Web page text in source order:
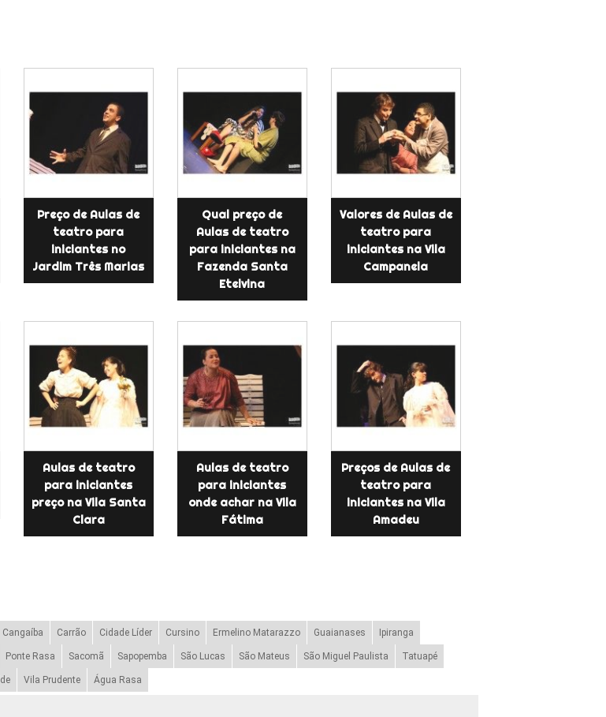
Preço de Aulas de
teatro para
iniciantes no
Jardim Três Marias
Qual preço de
Aulas de teatro
para iniciantes na
Fazenda Santa
Etelvina
Valores de Aulas de
teatro para
iniciantes na Vila
Campanela
Aulas de teatro
para iniciantes
preço na Vila Santa
Clara
Aulas de teatro
para iniciantes
onde achar na Vila
Fátima
Preços de Aulas de
teatro para
iniciantes na Vila
Amadeu
Cangaíba Carrão Cidade Líder Cursino Ermelino Matarazzo Guaianases Ipiranga
Ponte Rasa Sacomã Sapopemba São Lucas São Mateus São Miguel Paulista Tatuapé
Vila Prudente Água Rasa